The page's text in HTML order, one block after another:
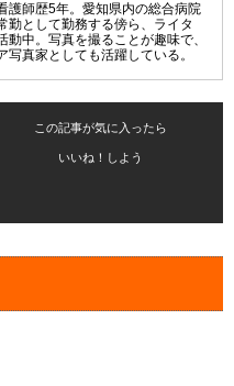
護師歴5年。愛知県内の総合病院
勤として勤務する傍ら、ライタ
動中。写真を撮ることが趣味で、
写真家としても活躍している。
この記事が気に入ったら
いいね！しよう